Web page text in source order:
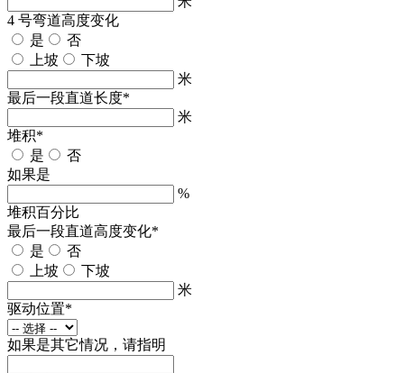
4 号弯道高度变化
是
否
上坡
下坡
米
最后一段直道长度*
米
堆积*
是
否
如果是
%
堆积百分比
最后一段直道高度变化*
是
否
上坡
下坡
米
驱动位置*
如果是其它情况，请指明